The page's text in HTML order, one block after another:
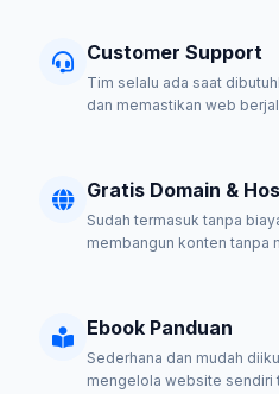
Customer Support
Tim selalu ada saat
dan memastikan web
Gratis Domain &
Sudah termasuk tanpa
membangun konten tanpa
Ebook Panduan
Sederhana dan mudah
mengelola website sendiri